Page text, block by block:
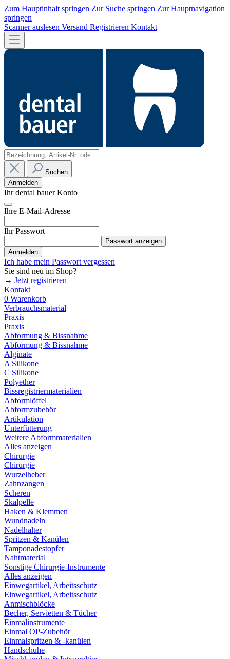
Zum Hauptinhalt springen Zur Suche springen Zur Hauptnavigation
springen
Scanner auslesen Versand Registrieren Kontakt
Suchen
Anmelden
Ihr dental bauer Konto
Ihre E-Mail-Adresse
Ihr Passwort
Passwort anzeigen
Anmelden
Ich habe mein Passwort vergessen
Sie sind neu im Shop?
→ Jetzt registrieren
Kontakt
0 Warenkorb
Verbrauchsmaterial
Praxis
Praxis
Abformung & Bissnahme
Abformung & Bissnahme
Alginate
A Silikone
C Silikone
Polyether
Bissregistriermaterialien
Abformlöffel
Abformzubehör
Artikulation
Unterfütterung
Weitere Abformmaterialien
Alles anzeigen
Chirurgie
Chirurgie
Wurzelheber
Zahnzangen
Scheren
Skalpelle
Haken & Klemmen
Wundnadeln
Nadelhalter
Spritzen & Kanülen
Tamponadestopfer
Nahtmaterial
Sonstige Chirurgie-Instrumente
Alles anzeigen
Einwegartikel, Arbeitsschutz
Einwegartikel, Arbeitsschutz
Anmischblöcke
Becher, Servietten & Tücher
Einmalinstrumente
Einmal OP-Zubehör
Einmalspritzen & -kanülen
Handschuhe